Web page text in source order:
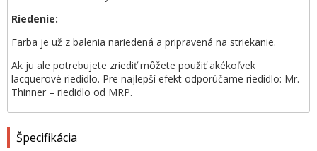
Riedenie:
Farba je už z balenia nariedená a pripravená na striekanie.
Ak ju ale potrebujete zriediť môžete použiť akékoľvek
lacquerové riedidlo. Pre najlepší efekt odporúčame riedidlo: Mr.
Thinner – riedidlo od MRP.
Špecifikácia